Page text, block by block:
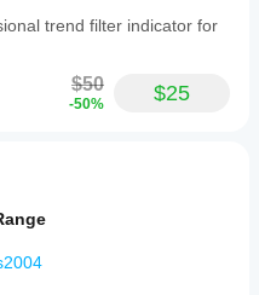
trend filter indicator for
$50
-50% $25